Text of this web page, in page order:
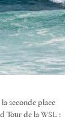
seconde place
Tour de la WSL :